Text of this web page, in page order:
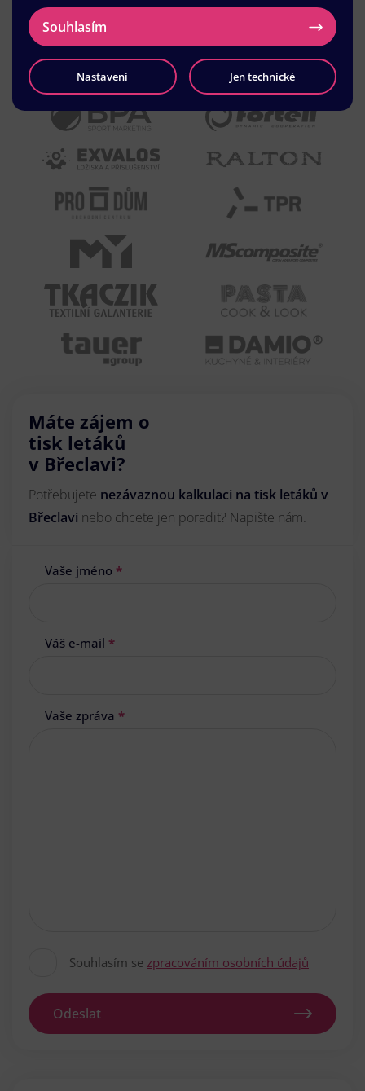
Máte zájem o
tisk letáků
v Břeclavi?
Potřebujete nezávaznou kalkulaci na tisk letáků v
Břeclavi nebo chcete jen poradit? Napište nám.
Vaše jméno *
Váš e-mail *
Vaše zpráva *
Souhlasím se zpracováním osobních údajů
Odeslat
Souhlasím
Nastavení Jen technické